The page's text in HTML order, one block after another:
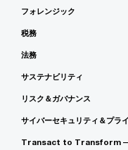
フォレンジック
税務
法務
サステナビリティ
リスク＆ガバナンス
サイバーセキュリティ＆プラ
Transact to Transform